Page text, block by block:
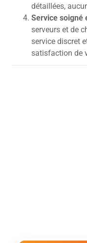
détaillées,
Service soigné
serveurs et de
service discret
satisfaction de